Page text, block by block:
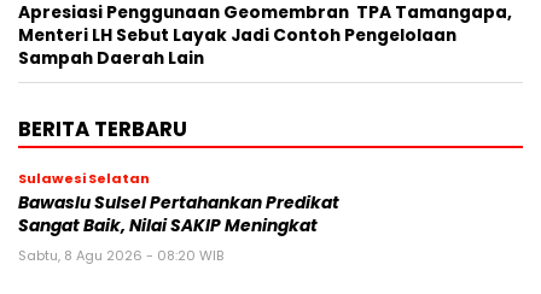
Apresiasi Penggunaan Geomembran TPA Tamangapa,
Menteri LH Sebut Layak Jadi Contoh Pengelolaan
Sampah Daerah Lain
BERITA TERBARU
Sulawesi Selatan
Bawaslu Sulsel Pertahankan Predikat
Sangat Baik, Nilai SAKIP Meningkat
Sabtu, 8 Agu 2026 - 08:20 WIB